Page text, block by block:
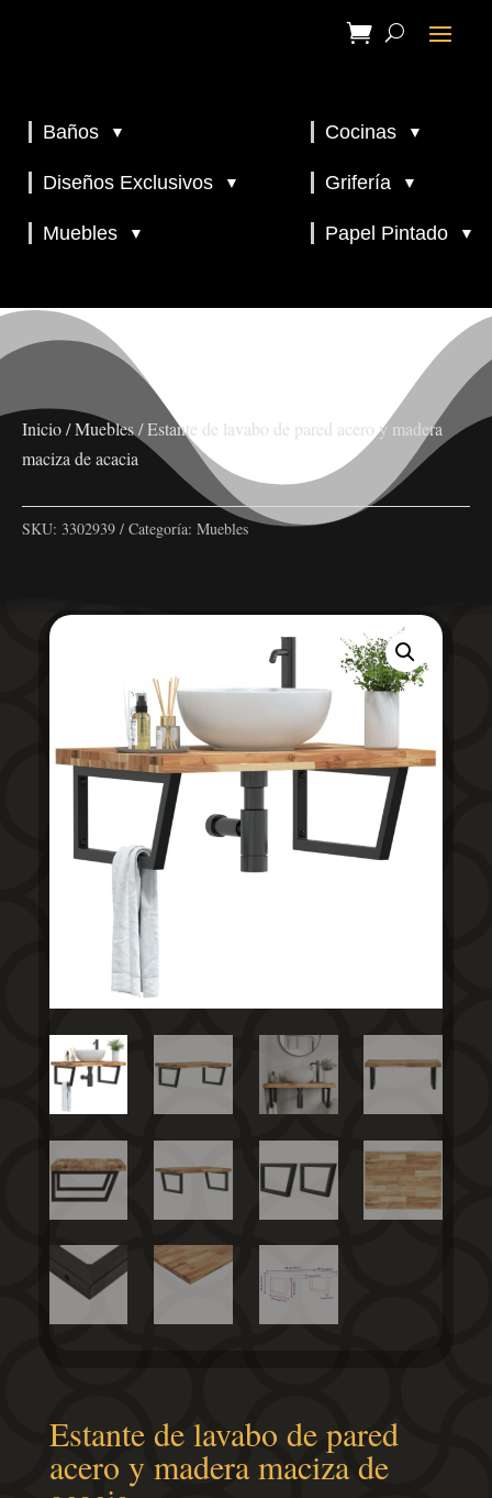
Baños ▼ Cocinas ▼
Diseños Exclusivos ▼ Grifería ▼
Muebles ▼ Papel Pintado ▼
Inicio/Muebles/ Estante de lavabo de pared acero y madera
maciza de acacia
SKU: 3302939 Categoría: Muebles
Estante de lavabo de pared
acero y madera maciza de